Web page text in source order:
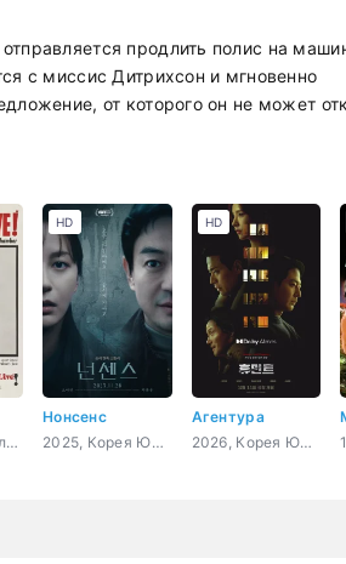
продлить полис на
с миссис Дитрихсон и мгновенно
от которого он не может
1958, США, фильм-нуар, драма, криминал, биография
Нонсенс
2025, Корея Южная, детектив, триллер, драма
HD
Агентура
2026, Корея Южная, триллер, боевик, криминал
HD